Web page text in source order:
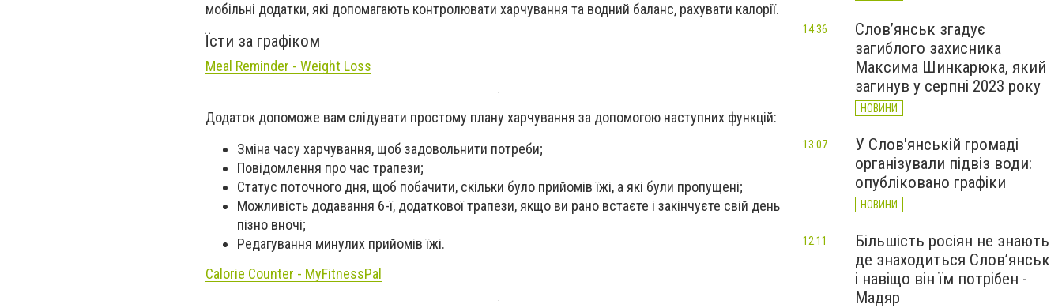
мобільні додатки, які допомагають контролювати харчування та водний баланс, рахувати калорії.
Їсти за графіком
Meal Reminder - Weight Loss
Додаток допоможе вам слідувати простому плану харчування за допомогою наступних функцій:
Зміна часу харчування, щоб задовольнити потреби;
Повідомлення про час трапези;
Статус поточного дня, щоб побачити, скільки було прийомів їжі, а які були пропущені;
Можливість додавання 6-ї, додаткової трапези, якщо ви рано встаєте і закінчуєте свій день
пізно вночі;
Редагування минулих прийомів їжі.
Calorie Counter - MyFitnessPal
Слов’янськ згадує
загиблого захисника
Максима Шинкарюка, який
загинув у серпні 2023 року
НОВИНИ
14:36
У Слов'янській громаді
організували підвіз води:
опубліковано графіки
НОВИНИ
13:07
Більшість росіян не знають
де знаходиться Слов’янськ
і навіщо він їм потрібен -
Мадяр
12:11